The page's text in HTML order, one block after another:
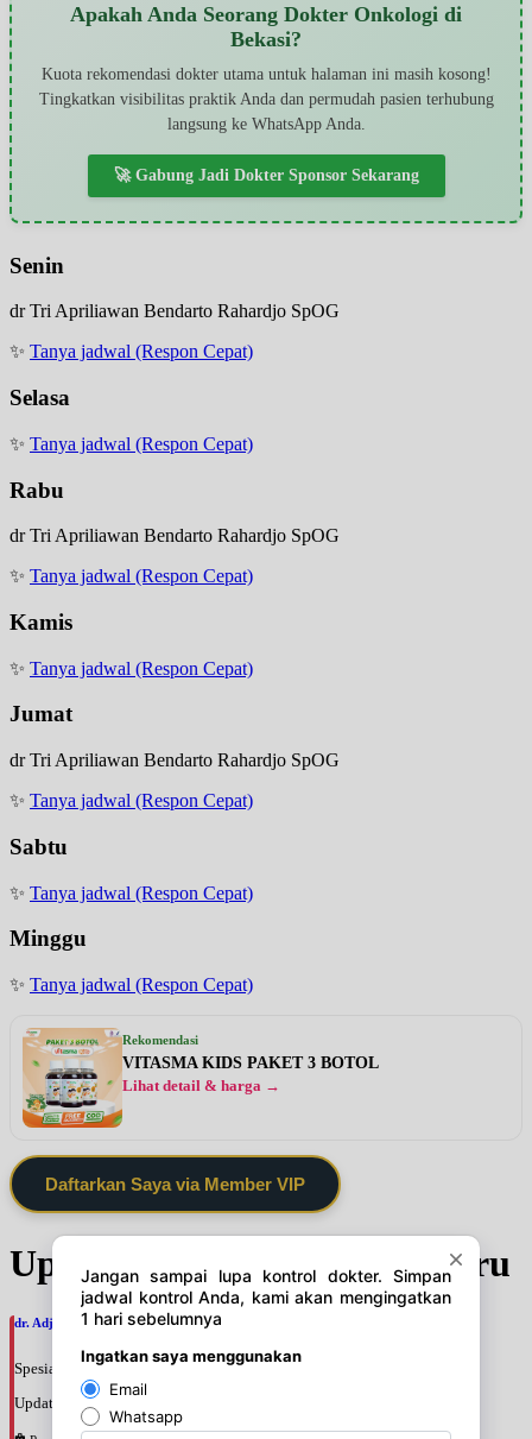
Apakah Anda Seorang Dokter Onkologi di
Bekasi?
Kuota rekomendasi dokter utama untuk halaman ini masih kosong!
Tingkatkan visibilitas praktik Anda dan permudah pasien terhubung
langsung ke WhatsApp Anda.
🚀 Gabung Jadi Dokter Sponsor Sekarang
Senin
dr Tri Apriliawan Bendarto Rahardjo SpOG
✨ Tanya jadwal (Respon Cepat)
Selasa
✨ Tanya jadwal (Respon Cepat)
Rabu
dr Tri Apriliawan Bendarto Rahardjo SpOG
✨ Tanya jadwal (Respon Cepat)
Kamis
✨ Tanya jadwal (Respon Cepat)
Jumat
dr Tri Apriliawan Bendarto Rahardjo SpOG
✨ Tanya jadwal (Respon Cepat)
Sabtu
✨ Tanya jadwal (Respon Cepat)
Minggu
✨ Tanya jadwal (Respon Cepat)
Rekomendasi
VITASMA KIDS PAKET 3 BOTOL
Lihat detail & harga →
Daftarkan Saya via Member VIP
Update Jadwal Dokter terbaru
dr. Adji Suprajitno, SpPD
Spesialis: Penyakit Dalam
Update terakhir: 2026-08-07 20:37:59